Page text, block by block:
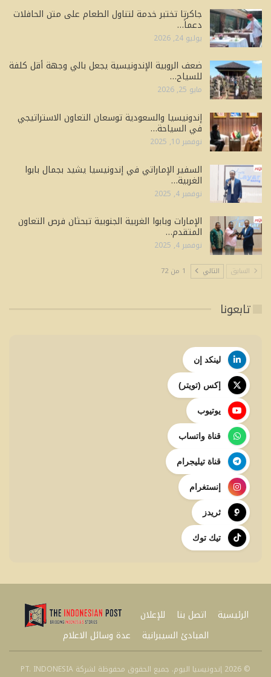
جاكرتا تختبر خدمة لتناول الطعام على متن الحافلات
دعماً…
يوليو 24, 2026
ضعف الروبية الإندونيسية يجعل بالي وجهة أقل كلفة
للسياح…
مايو 25, 2026
إندونيسيا والسعودية توسعان التعاون الاستراتيجي
في السياحة…
نوفمبر 10, 2025
السفير الإماراتي في إندونيسيا يشيد بجمال بابوا
الغربية…
نوفمبر 4, 2025
الإمارات وبابوا الغربية الجنوبية تبحثان فرص التعاون
المتقدم…
نوفمبر 4, 2025
السابق التالي 1 من 72
تابعونا
لينكد إن
إكس (تويتر)
يوتيوب
قناة واتساب
قناة تيليجرام
إنستغرام
ثريدز
تيك توك
الرئيسية اتصل بنا
للإعلان
المبادئ السيبرانية
عدة وسائل الاعلام
© 2026 إندونيسيا اليوم. جميع الحقوق محفوظة لشركة PT. INDONESIA